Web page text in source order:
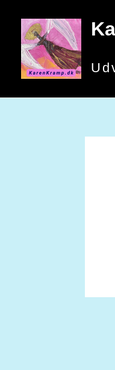
indholdet